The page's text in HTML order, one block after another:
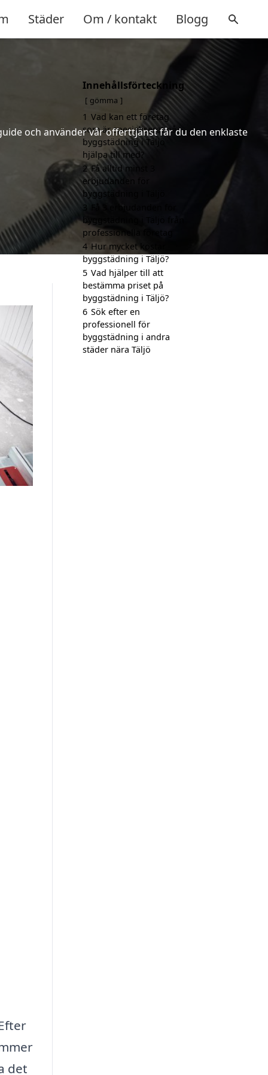
Städer Om / kontakt Blogg
och använder vår offerttjänst får du den enklaste
det
Innehållsförteckning
gömma
1 Vad kan ett företag
som är specialiserat på
byggstädning i Täljö
hjälpa till med?
2 Få alltid minst 3
erbjudanden för
byggstädning i Täljö
3
Få 3 erbjudanden för
byggstädning i Täljö från
professionella företag
4 Hur mycket kostar
byggstädning i Täljö?
5 Vad hjälper till att
bestämma priset på
byggstädning i Täljö?
6 Sök efter en
professionell för
byggstädning i andra
städer nära Täljö